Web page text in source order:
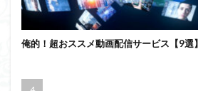
俺的！超おススメ動画配信サービス【9選】